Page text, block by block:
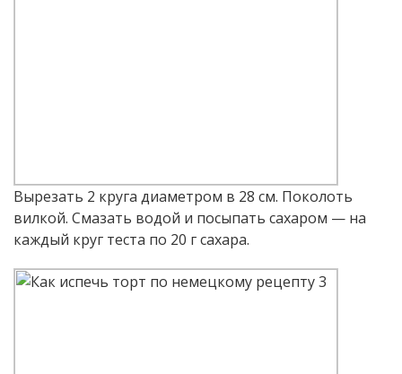
Вырезать 2 круга диаметром в 28 см. Поколоть
вилкой. Смазать водой и посыпать сахаром — на
каждый круг теста по 20 г сахара.